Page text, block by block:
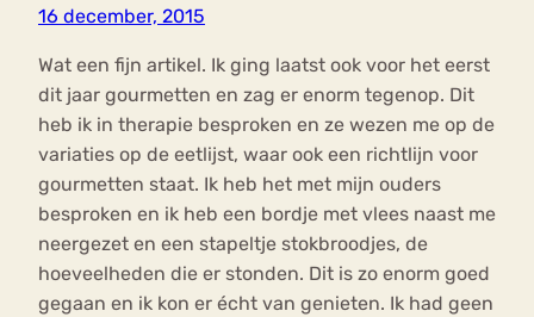
16 december, 2015
Wat een fijn artikel. Ik ging laatst ook voor het eerst
dit jaar gourmetten en zag er enorm tegenop. Dit
heb ik in therapie besproken en ze wezen me op de
variaties op de eetlijst, waar ook een richtlijn voor
gourmetten staat. Ik heb het met mijn ouders
besproken en ik heb een bordje met vlees naast me
neergezet en een stapeltje stokbroodjes, de
hoeveelheden die er stonden. Dit is zo enorm goed
gegaan en ik kon er écht van genieten. Ik had geen